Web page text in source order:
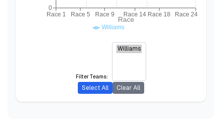
Race 1 Race 5 Race 9 Race 14 Race 18 Race 24
Race
0
Williams
Filter Teams:
Select All Clear All